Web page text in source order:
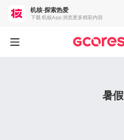
暑假
机核-探索热爱
下载 机核App 浏览更多精彩内容